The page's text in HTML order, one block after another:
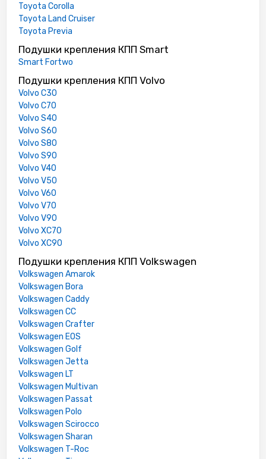
Toyota Corolla
Toyota Land Cruiser
Toyota Previa
Подушки крепления КПП Smart
Smart Fortwo
Подушки крепления КПП Volvo
Volvo C30
Volvo C70
Volvo S40
Volvo S60
Volvo S80
Volvo S90
Volvo V40
Volvo V50
Volvo V60
Volvo V70
Volvo V90
Volvo XC70
Volvo XC90
Подушки крепления КПП Volkswagen
Volkswagen Amarok
Volkswagen Bora
Volkswagen Caddy
Volkswagen CC
Volkswagen Crafter
Volkswagen EOS
Volkswagen Golf
Volkswagen Jetta
Volkswagen LT
Volkswagen Multivan
Volkswagen Passat
Volkswagen Polo
Volkswagen Scirocco
Volkswagen Sharan
Volkswagen T-Roc